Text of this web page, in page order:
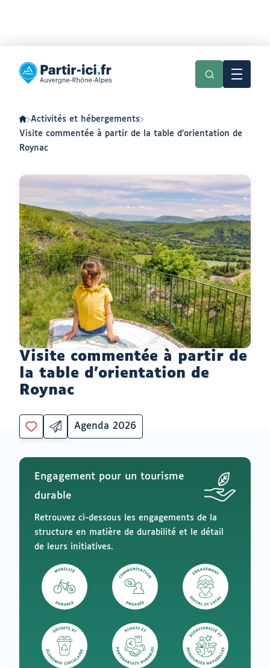
menu
contenu
Partir
ici
en
Auvergne-
Rhône-
Alpes
Activités et hébergements
Visite commentée à partir de la table d’orientation de
Roynac
Visite commentée à partir de
la table d'orientation de
Roynac
Vous
être
pour
ajouter
mes
envies
Partager
par
ouvrir
un
de
Catégorie
Agenda 2026
Engagement pour un tourisme
durable
Retrouvez ci-dessous les engagements de la
structure en matière de durabilité et le détail
de leurs initiatives.